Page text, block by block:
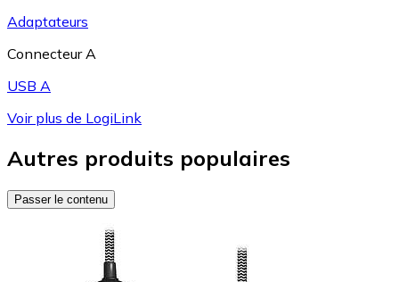
Adaptateurs
Connecteur A
USB A
Voir plus de LogiLink
Autres produits populaires
Passer le contenu